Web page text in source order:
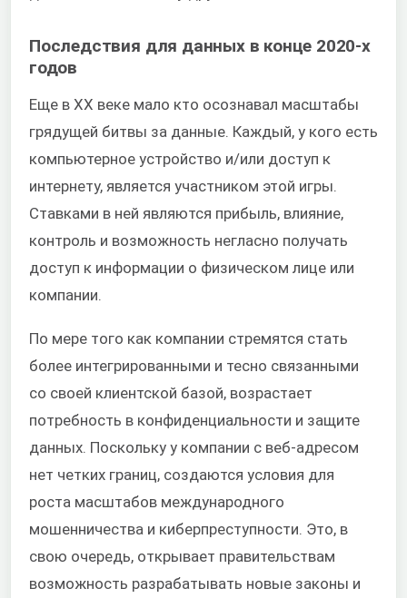
Последствия для данных в конце 2020-х
годов
Еще в XX веке мало кто осознавал масштабы
грядущей битвы за данные. Каждый, у кого есть
компьютерное устройство и/или доступ к
интернету, является участником этой игры.
Ставками в ней являются прибыль, влияние,
контроль и возможность негласно получать
доступ к информации о физическом лице или
компании.
По мере того как компании стремятся стать
более интегрированными и тесно связанными
со своей клиентской базой, возрастает
потребность в конфиденциальности и защите
данных. Поскольку у компании с веб-адресом
нет четких границ, создаются условия для
роста масштабов международного
мошенничества и киберпреступности. Это, в
свою очередь, открывает правительствам
возможность разрабатывать новые законы и